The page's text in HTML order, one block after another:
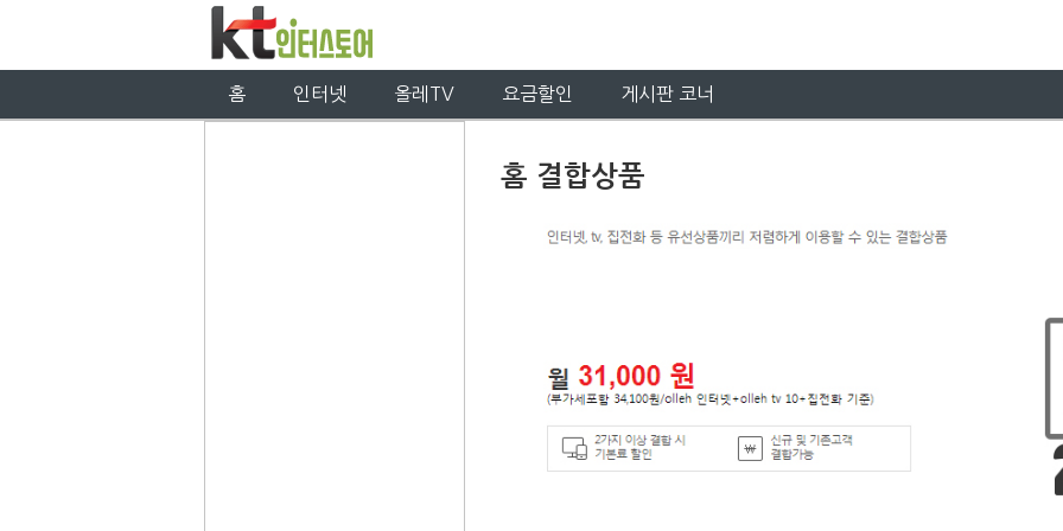
홈 인터넷 올레TV 요금할인 게시판 코너
홈 결합상품